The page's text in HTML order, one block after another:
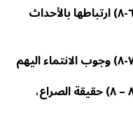
الطائفة المنصورة وواقعنا المعاصر (٦-٨) ارتباطها بالأحداث
الطائفة المنصورة وواقعنا المعاصر (٨ – ٨) حقيقة الصراع،